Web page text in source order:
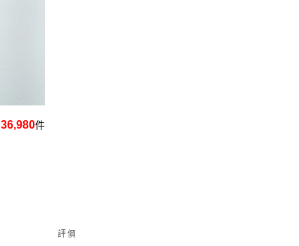
36,980件
評價